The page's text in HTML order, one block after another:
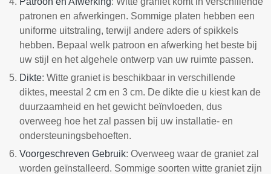
patronen en afwerkingen. Sommige platen hebben een
uniforme uitstraling, terwijl andere aders of spikkels
hebben. Bepaal welk patroon en afwerking het beste bij
uw stijl en het algehele ontwerp van uw ruimte passen.
Dikte: Witte graniet is beschikbaar in verschillende
diktes, meestal 2 cm en 3 cm. De dikte die u kiest kan de
duurzaamheid en het gewicht beïnvloeden, dus
overweeg hoe het zal passen bij uw installatie- en
ondersteuningsbehoeften.
Voorgeschreven Gebruik: Overweeg waar de graniet zal
worden geïnstalleerd. Sommige soorten witte graniet zijn